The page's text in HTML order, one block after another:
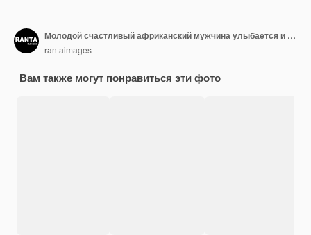
Молодой счастливый африканский мужчина улыбается и выглядит взволнованно со скрещенными руками
rantaimages
Вам также могут понравиться эти фото